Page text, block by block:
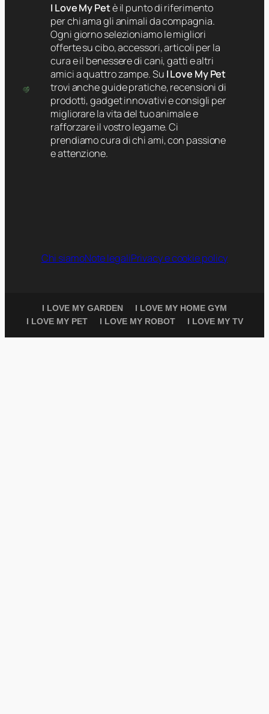
I Love My Petè il punto di riferimento
per chi ama gli animali da compagnia.
Ogni giorno selezioniamo le migliori
offerte su cibo, accessori, articoli per la
cura e il benessere di cani, gatti e altri
amici a quattro zampe. Su I Love My Pet
trovi anche guide pratiche, recensioni di
prodotti, gadget innovativi e consigli per
migliorare la vita del tuo animale e
rafforzare il vostro legame. Ci
prendiamo cura di chi ami, con passione
e attenzione.
Chi siamoNote legaliPrivacy e cookie policy
I LOVE MY GARDEN
I LOVE MY HOME GYM
I LOVE MY PET
I LOVE MY ROBOT I LOVE MY TV